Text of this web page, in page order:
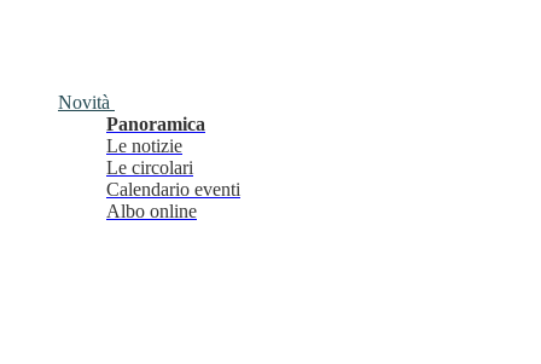
Novità
Panoramica
Le notizie
Le circolari
Calendario eventi
Albo online